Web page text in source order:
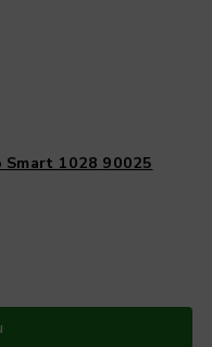
Smart 1028 90025